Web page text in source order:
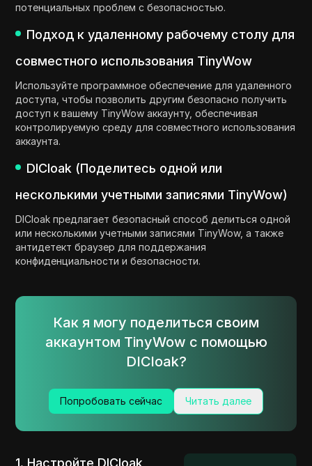
потенциальных проблем с безопасностью.
Подход к удаленному рабочему столу для
совместного использования TinyWow
Используйте программное обеспечение для удаленного
доступа, чтобы позволить другим безопасно получить
доступ к вашему TinyWow аккаунту, обеспечивая
контролируемую среду для совместного использования
аккаунта.
DICloak (Поделитесь одной или
несколькими учетными записями TinyWow)
DICloak предлагает безопасный способ делиться одной
или несколькими учетными записями TinyWow, а также
антидетект браузер для поддержания
конфиденциальности и безопасности.
Как я могу поделиться своим
аккаунтом TinyWow с помощью
DICloak?
Попробовать сейчас Читать далее
1. Настройте DICloak